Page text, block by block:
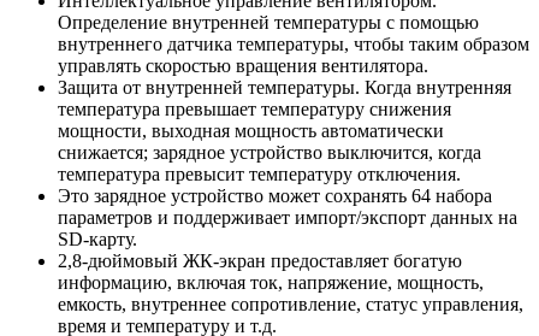
Определение внутренней температуры с помощью
внутреннего датчика температуры, чтобы таким образом
управлять скоростью вращения вентилятора.
Защита от внутренней температуры. Когда внутренняя
температура превышает температуру снижения
мощности, выходная мощность автоматически
снижается; зарядное устройство выключится, когда
температура превысит температуру отключения.
Это зарядное устройство может сохранять 64 набора
параметров и поддерживает импорт/экспорт данных на
SD-карту.
2,8-дюймовый ЖК-экран предоставляет богатую
информацию, включая ток, напряжение, мощность,
емкость, внутреннее сопротивление, статус управления,
время и температуру и т.д.